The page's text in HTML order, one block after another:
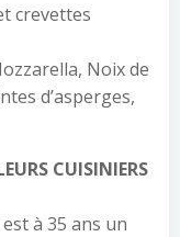
crevettes
Noix de
d’asperges,
CUISINIERS
à 35 ans un